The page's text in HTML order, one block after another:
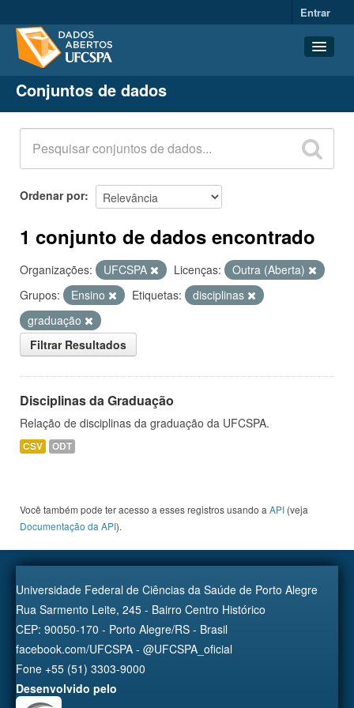
Entrar
Conjuntos de dados
Organizações
Grupos
Sobre
Conjuntos de dados
Ordenar por
1 conjunto de dados encontrado
Organizações: UFCSPA Licenças:
Outra (Aberta)
Grupos:
Ensino Etiquetas:
disciplinas
graduação
Filtrar Resultados
Disciplinas da Graduação
Relação de disciplinas da graduação da UFCSPA.
CSV ODT
Você também pode ter acesso a esses registros usando a API (veja
Documentação da API).
Universidade Federal de Ciências da Saúde de Porto Alegre
Rua Sarmento Leite, 245 - Bairro Centro Histórico
CEP: 90050-170 - Porto Alegre/RS - Brasil
facebook.com/UFCSPA - @UFCSPA_oficial
Fone +55 (51) 3303-9000
Desenvolvido pelo